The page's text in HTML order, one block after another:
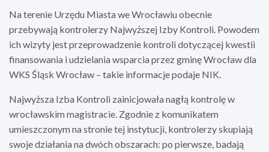
Na terenie Urzędu Miasta we Wrocławiu obecnie
przebywają kontrolerzy Najwyższej Izby Kontroli. Powodem
ich wizyty jest przeprowadzenie kontroli dotyczącej kwestii
finansowania i udzielania wsparcia przez gminę Wrocław dla
WKS Śląsk Wrocław – takie informacje podaje NIK.
Najwyższa Izba Kontroli zainicjowała nagłą kontrolę w
wrocławskim magistracie. Zgodnie z komunikatem
umieszczonym na stronie tej instytucji, kontrolerzy skupiają
swoje działania na dwóch obszarach: po pierwsze, badają